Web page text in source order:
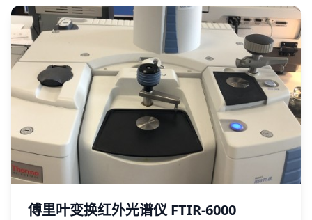
傅里叶变换红外光谱仪 FTIR-6000